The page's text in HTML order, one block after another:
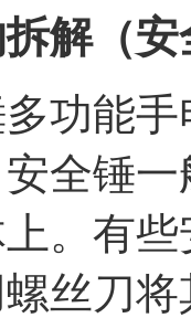
解（
功能
全锤
。有
丝刀